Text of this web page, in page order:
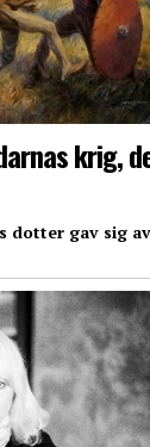
krig,
dotter gav sig